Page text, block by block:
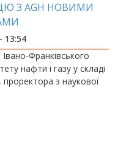
З AGH НОВИМИ
13:54
Франківського
нафти і газу у складі
проректора з наукової